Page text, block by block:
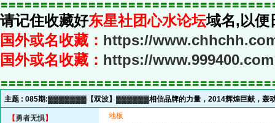
〓〓〓〓〓〓〓〓〓〓〓〓〓〓〓〓〓〓〓〓〓〓〓〓〓〓〓〓〓〓〓〓〓〓
请记住收藏好东星社团心水论坛域名,以便
国外或名收藏： https://
国外或名收藏： https://www.999400.com
〓〓〓〓〓〓〓〓〓〓〓〓〓〓〓〓〓〓〓〓〓〓〓〓〓〓〓〓〓〓〓〓〓〓
主题 : 085期:▓▓▓▓▓▓▓【双波】▓▓▓▓▓▓相信品牌的力量，2014辉煌巨献，轰
【勇者无惧】
地板